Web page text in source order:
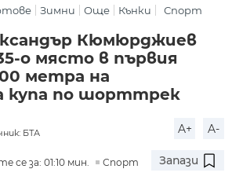
Зимни Още Кънки Спорт
Кюмюрджиев
о място в първия
метра на
купа по шорттрек
БТА A+ A-
се за: 01:10 мин. Спорт Запази